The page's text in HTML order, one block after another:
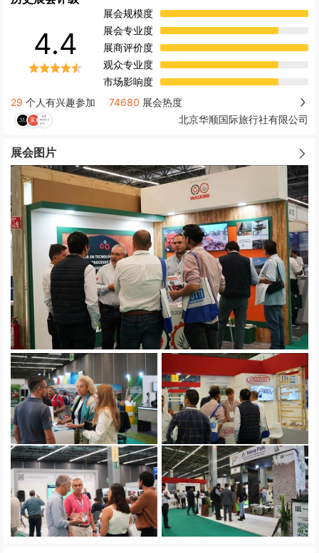
4.4
展会规模度
展会专业度
展商评价度
观众专业度
市场影响度
29 个人有兴趣参加 74680 展会热度
北京华顺国际旅行社有限公司
展会图片